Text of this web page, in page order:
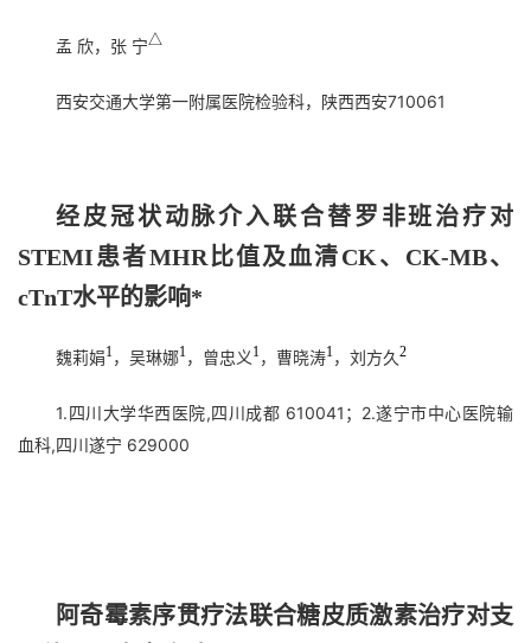
孟 欣，张 宁△
西安交通大学第一附属医院检验科，陕西西安710061
经皮冠状动脉介入联合替罗非班治疗对
STEMI患者MHR比值及血清CK、CK-MB、
cTnT水平的影响*
魏莉娟1 ，吴琳娜1 ，曾忠义 1 ，曹晓涛1 ，刘方久 2
1.四川大学华西医院,四川成都 610041；2.遂宁市中心医院输
血科,四川遂宁 629000
阿奇霉素序贯疗法联合糖皮质激素治疗对支